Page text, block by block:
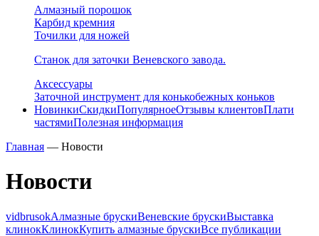
Алмазный порошок
Карбид кремния
Точилки для ножей
Станок для заточки Веневского завода.
Аксессуары
Заточной инструмент для конькобежных коньков
НовинкиСкидкиПопулярноеОтзывы клиентовПлати
частямиПолезная информация
Главная — Новости
Новости
vidbrusokАлмазные брускиВеневские брускиВыставка
клинокКлинокКупить алмазные брускиВсе публикации